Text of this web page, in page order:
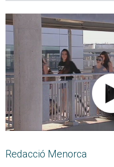
Redacció Menorca